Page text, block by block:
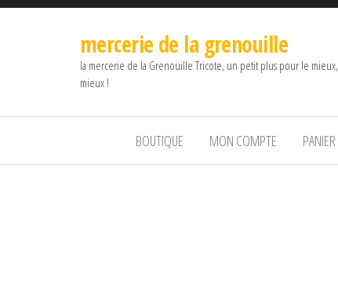
mercerie de la grenouille
la mercerie de la Grenouille Tricote, un petit plus pour le mieux,
mieux !
BOUTIQUE MON COMPTE PANIER